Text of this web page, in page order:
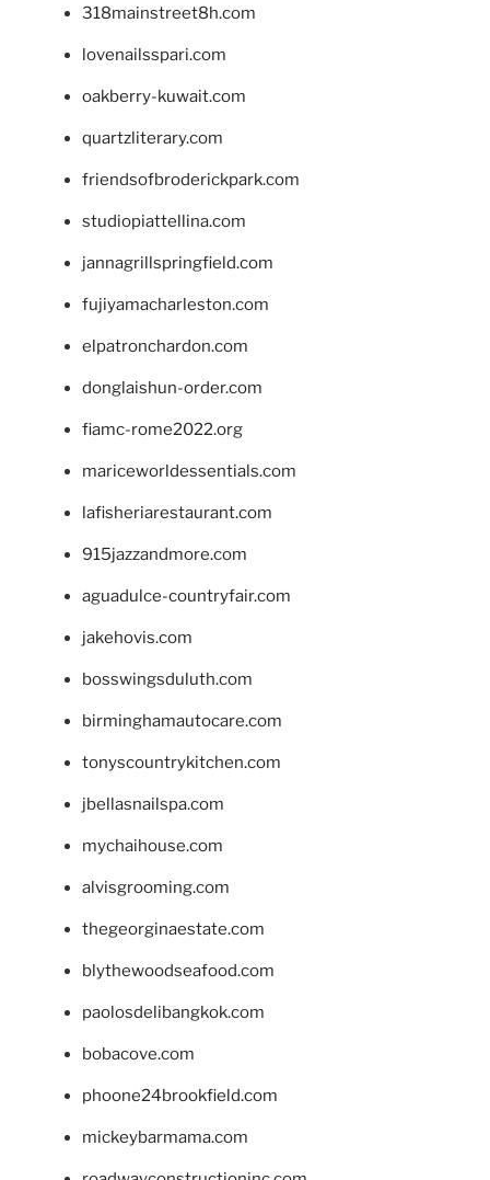
318mainstreet8h.com
lovenailsspari.com
oakberry-kuwait.com
quartzliterary.com
friendsofbroderickpark.com
studiopiattellina.com
jannagrillspringfield.com
fujiyamacharleston.com
elpatronchardon.com
donglaishun-order.com
fiamc-rome2022.org
mariceworldessentials.com
lafisheriarestaurant.com
915jazzandmore.com
aguadulce-countryfair.com
jakehovis.com
bosswingsduluth.com
birminghamautocare.com
tonyscountrykitchen.com
jbellasnailspa.com
mychaihouse.com
alvisgrooming.com
thegeorginaestate.com
blythewoodseafood.com
paolosdelibangkok.com
bobacove.com
phoone24brookfield.com
mickeybarmama.com